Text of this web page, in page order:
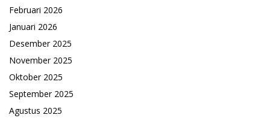
Februari 2026
Januari 2026
Desember 2025
November 2025
Oktober 2025
September 2025
Agustus 2025